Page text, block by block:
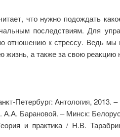
что нужно подождать
последствиям. Для
отношению к стрессу. Ведь
жизнь, а также за свою
Петербург: Антология, 2013. –
Барановой. – Минск:
и практика / Н.В.